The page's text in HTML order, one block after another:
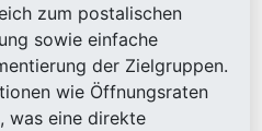
zum postalischen
sowie einfache
der Zielgruppen.
wie Öffnungsraten
was eine direkte